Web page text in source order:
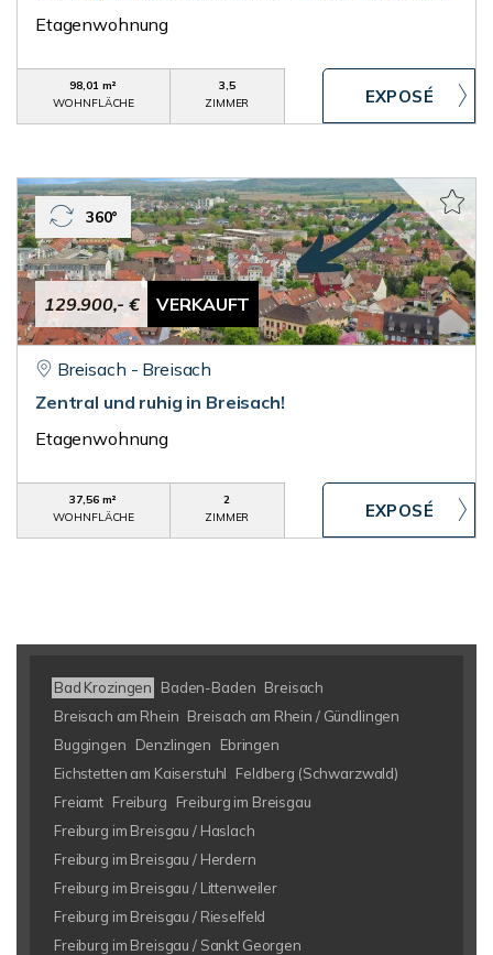
Etagenwohnung
98,01 m²
WOHNFLÄCHE
3,5
ZIMMER
129.900,- € VERKAUFT
360°
Breisach - Breisach
Zentral und ruhig in Breisach!
Etagenwohnung
37,56 m²
WOHNFLÄCHE
2
ZIMMER
Bad Krozingen Baden-Baden Breisach
Breisach am Rhein Breisach am Rhein / Gündlingen
Buggingen
Denzlingen
Ebringen
Eichstetten am Kaiserstuhl
Feldberg (Schwarzwald)
Freiamt Freiburg
Freiburg im Breisgau
Freiburg im Breisgau / Haslach
Freiburg im Breisgau / Herdern
Freiburg im Breisgau / Littenweiler
Freiburg im Breisgau / Rieselfeld
Freiburg im Breisgau / Sankt Georgen